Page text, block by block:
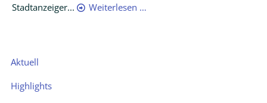
Stadtanzeiger...
Weiterlesen …
Navigation
Aktuell
Highlights